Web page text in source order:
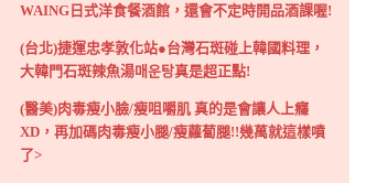
WAING日式洋食餐酒館，還會不定時開品酒課喔!
(台北)捷運忠孝敦化站●台灣石斑碰上韓國料理，
大韓門石斑辣魚湯매운탕真是超正點!
(醫美)肉毒瘦小臉/瘦咀嚼肌 真的是會讓人上癮
XD，再加碼肉毒瘦小腿/瘦蘿蔔腿!!幾萬就這樣噴
了>